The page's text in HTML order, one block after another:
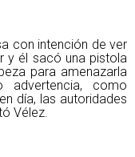
con intención de ver
y él sacó una pistola
para amenazarla
como
día, las autoridades
Vélez.